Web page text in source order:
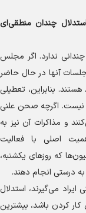
چندان منطقی‌ای
ندارد. اگر مجلس
آنها در حال حاضر
بنابراین، تعطیلی
اگرچه صحن علنی
و مذاکرات آن نیز به
اصلی با فعالیت
که روز‌های یکشنبه،
درستی انجام دهند.
می‌گیرند، استدلال
کردن باشد، بیشترین